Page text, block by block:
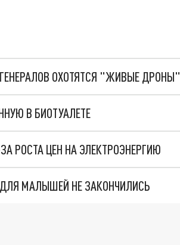
ОХОТЯТСЯ "ЖИВЫЕ ДРОНЫ"
В БИОТУАЛЕТЕ
РОСТА ЦЕН НА ЭЛЕКТРОЭНЕРГИЮ
МАЛЫШЕЙ НЕ ЗАКОНЧИЛИСЬ